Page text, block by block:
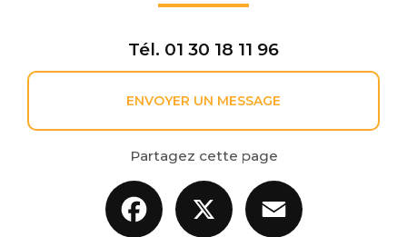
Tél. 01 30 18 11 96
ENVOYER UN MESSAGE
Partagez cette page
Facebook